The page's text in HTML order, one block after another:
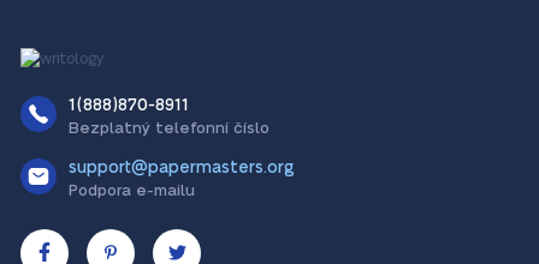
1(888)870-8911
Bezplatný telefonní číslo
support@papermasters.org
Podpora e-mailu